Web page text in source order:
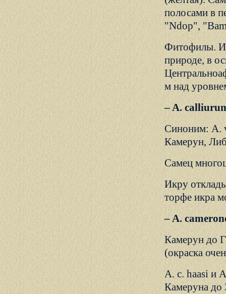
полосами в
"Ndop",
Фитофилы.
природе, в
м над
– A.
Синоним: A.
Камерун,
Самец
Икру
торфе икра
– A.
Камерун до
(окраска
А. с. haasi и
Камеруна до